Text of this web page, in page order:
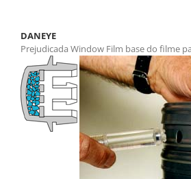
DANEYE
Prejudicada Window Film base do filme